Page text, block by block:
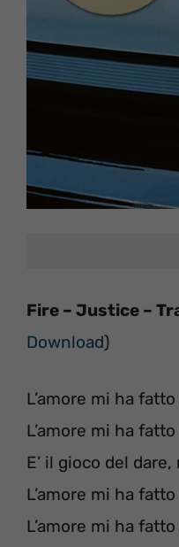
Fire – Justice –
Download)
L’amore mi ha
L’amore mi ha
E’ il gioco del
L’amore mi ha
L’amore mi ha